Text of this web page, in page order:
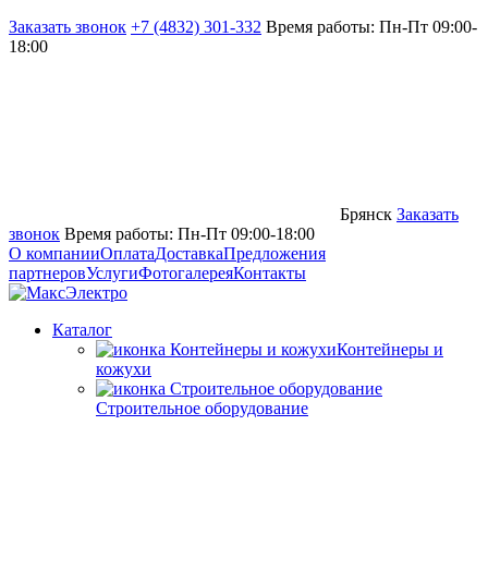
Заказать звонок +7 (4832) 301-332 Время работы: Пн-Пт 09:00-
18:00
Брянск Заказать
звонок Время работы: Пн-Пт 09:00-18:00
О компанииОплатаДоставкаПредложения
партнеровУслугиФотогалереяКонтакты
Каталог
Контейнеры и
кожухи
Строительное оборудование